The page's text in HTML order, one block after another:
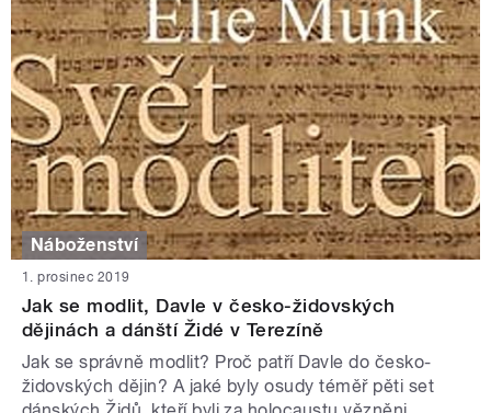
Náboženství
1. prosinec 2019
Jak se modlit, Davle v česko-židovských
dějinách a dánští Židé v Terezíně
Jak se správně modlit? Proč patří Davle do česko-
židovských dějin? A jaké byly osudy téměř pěti set